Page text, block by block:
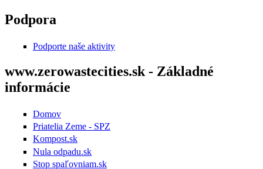
Skočiť na hlavný obsah
Podpora
Podporte naše aktivity
www.zerowastecities.sk - Základné
informácie
Domov
Priatelia Zeme - SPZ
Kompost.sk
Nula odpadu.sk
Stop spaľovniam.sk